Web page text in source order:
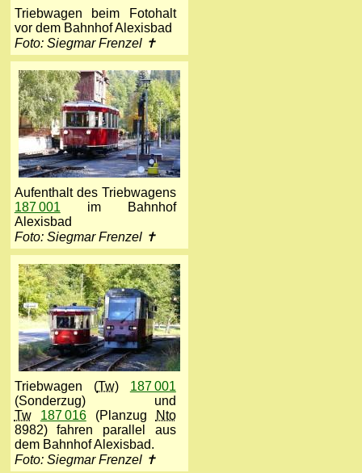
Triebwagen beim Fotohalt
vor dem Bahnhof Alexisbad
Foto: Siegmar Frenzel ✝
Aufenthalt des Triebwagens
187 001 im Bahnhof
Alexisbad
Foto: Siegmar Frenzel ✝
Triebwagen (Tw) 187 001
(Sonderzug) und
Tw
187 016(Planzug
Nto
8982) fahren parallel aus
dem Bahnhof Alexisbad.
Foto: Siegmar Frenzel ✝